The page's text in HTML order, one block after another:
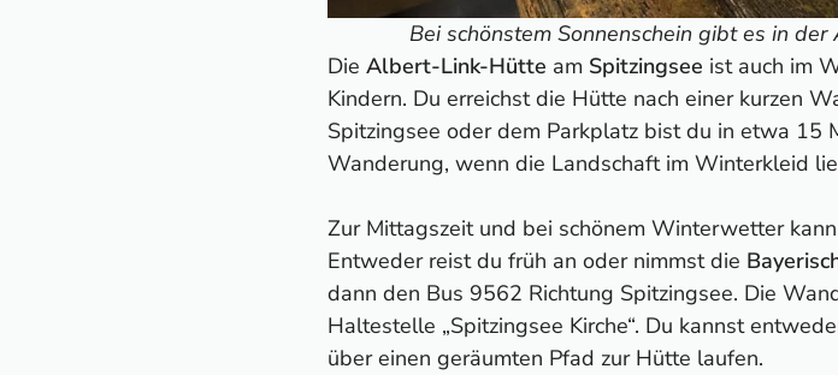
Bei schönstem Sonnenschein gibt es in
Die Albert-Link-Hütte am Spitzingsee ist auch im
Kindern. Du erreichst die Hütte nach einer kurzen
Spitzingsee oder dem Parkplatz bist du in etwa 15
Wanderung, wenn die Landschaft im Winterkleid
Zur Mittagszeit und bei schönem Winterwetter
Entweder reist du früh an oder nimmst die
dann den Bus 9562 Richtung Spitzingsee. Die
Haltestelle „Spitzingsee Kirche“. Du kannst
über einen geräumten Pfad zur Hütte laufen.